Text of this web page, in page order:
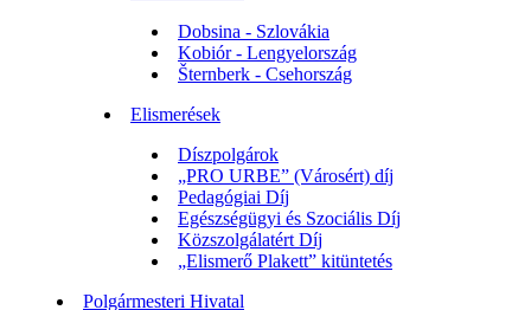
Dobsina - Szlovákia
Kobiór - Lengyelország
Šternberk - Csehország
Elismerések
Díszpolgárok
„PRO URBE” (Városért) díj
Pedagógiai Díj
Egészségügyi és Szociális Díj
Közszolgálatért Díj
„Elismerő Plakett” kitüntetés
Polgármesteri Hivatal